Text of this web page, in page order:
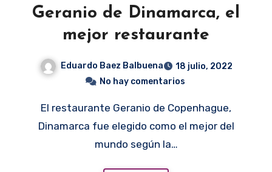
Geranio de Dinamarca, el
mejor restaurante
Eduardo Baez Balbuena
18 julio, 2022
No hay comentarios
El restaurante Geranio de Copenhague,
Dinamarca fue elegido como el mejor del
mundo según la…